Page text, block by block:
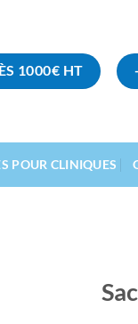
1000€ HT
POUR CLINIQUES